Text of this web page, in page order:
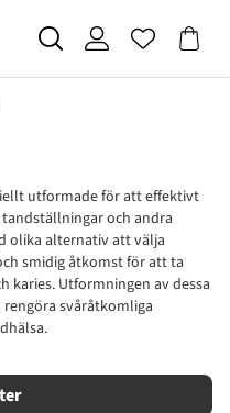
utformade för att effektivt
och andra
olika alternativ att välja
smidig åtkomst för att ta
karies. Utformningen av dessa
svåråtkomliga